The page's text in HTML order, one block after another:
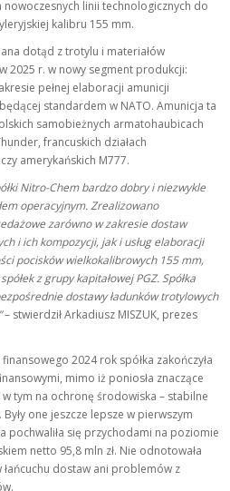
nowoczesnych linii technologicznych do
kalibru 155 mm.
dotąd z trotylu i materiałów
2025 r. w nowy segment produkcji:
pełnej elaboracji amunicji
standardem w NATO. Amunicja ta
samobieżnych armatohaubicach
francuskich działach
amerykańskich M777.
Nitro-Chem bardzo dobry i niezwykle
operacyjnym. Zrealizowano
zarówno w zakresie dostaw
i ich kompozycji, jak i usług elaboracji
pocisków wielkokalibrowych 155 mm,
z grupy kapitałowej PGZ. Spółka
dostawy ładunków trotylowych
– stwierdził Arkadiusz MISZUK, prezes
2024 rok spółka zakończyła
mimo iż poniosła znaczące
w tym na ochronę środowiska – stabilne
one jeszcze lepsze w pierwszym
pochwaliła się przychodami na poziomie
netto 95,8 mln zł. Nie odnotowała
łańcuchu dostaw ani problemów z